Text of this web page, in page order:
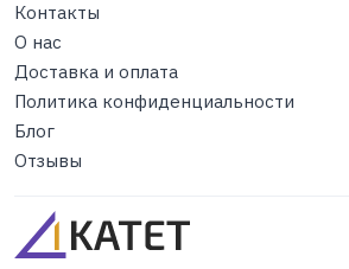
Контакты
О нас
Доставка и оплата
Политика конфиденциальности
Блог
Отзывы